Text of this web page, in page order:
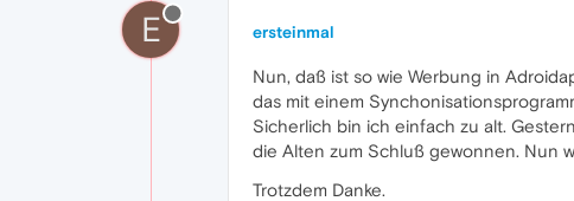
E ersteinmal
Nun, daß ist so wie Werbung in
das mit einem
Sicherlich bin ich einfach zu alt.
die Alten zum Schluß gewonnen. Nun
Trotzdem Danke.